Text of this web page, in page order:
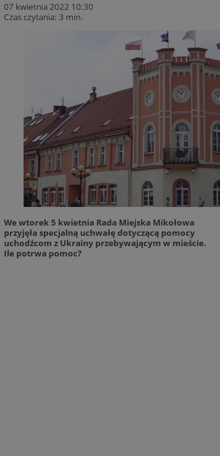
07 kwietnia 2022 10:30
Czas czytania: 3 min.
We wtorek 5 kwietnia Rada Miejska Mikołowa
przyjęła specjalną uchwałę dotyczącą pomocy
uchodźcom z Ukrainy przebywającym w mieście.
Ile potrwa pomoc?